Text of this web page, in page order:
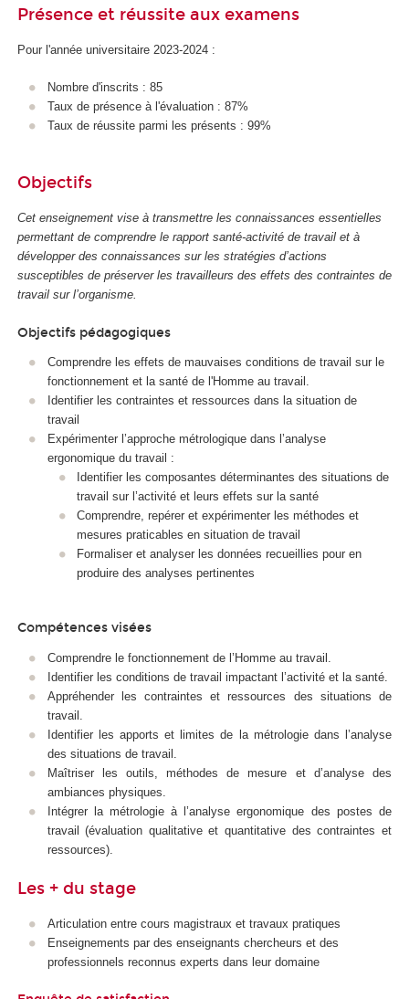
Présence et réussite aux examens
Pour l'année universitaire 2023-2024 :
Nombre d'inscrits : 85
Taux de présence à l'évaluation : 87%
Taux de réussite parmi les présents : 99%
Objectifs
Cet enseignement vise à transmettre les connaissances essentielles
permettant de comprendre le rapport santé-activité de travail et à
développer des connaissances sur les stratégies d’actions
susceptibles de préserver les travailleurs des effets des contraintes de
travail sur l’organisme.
Objectifs pédagogiques
Comprendre les effets de mauvaises conditions de travail sur le
fonctionnement et la santé de l'Homme au travail.
Identifier les contraintes et ressources dans la situation de
travail
Expérimenter l’approche métrologique dans l’analyse
ergonomique du travail :
Identifier les composantes déterminantes des situations de
travail sur l’activité et leurs effets sur la santé
Comprendre, repérer et expérimenter les méthodes et
mesures praticables en situation de travail
Formaliser et analyser les données recueillies pour en
produire des analyses pertinentes
Compétences visées
Comprendre le fonctionnement de l’Homme au travail.
Identifier les conditions de travail impactant l’activité et la santé.
Appréhender les contraintes et ressources des situations de
travail.
Identifier les apports et limites de la métrologie dans l’analyse
des situations de travail.
Maîtriser les outils, méthodes de mesure et d’analyse des
ambiances physiques.
Intégrer la métrologie à l’analyse ergonomique des postes de
travail (évaluation qualitative et quantitative des contraintes et
ressources).
Les + du stage
Articulation entre cours magistraux et travaux pratiques
Enseignements par des enseignants chercheurs et des
professionnels reconnus experts dans leur domaine